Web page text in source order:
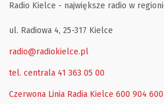
Radio Kielce - największe radio w
ul. Radiowa 4, 25-317 Kielce
radio@radiokielce.pl
tel. centrala 41 363 05 00
Czerwona Linia Radia Kielce 600 904 600